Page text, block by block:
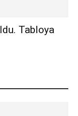
Tabloya